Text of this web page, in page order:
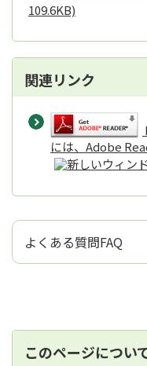
109.6KB)
関連リンク
には、Adobe
よくある質問FAQ
このページについ